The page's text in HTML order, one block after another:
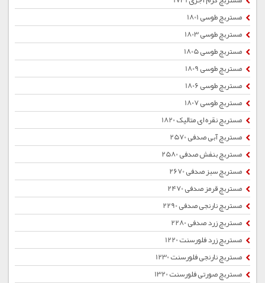
مستربچ طوسی 1801
مستربچ طوسی 1803
مستربچ طوسی 1805
مستربچ طوسی 1809
مستربچ طوسی 1806
مستربچ طوسی 1807
مستربچ نقره ای متالیک 1820
مستربچ آبی صدفی 2570
مستربچ بنفش صدفی 2580
مستربچ سبز صدفی 2670
مستربچ قرمز صدفی 2470
مستربچ نارنجی صدفی 2290
مستربچ زرد صدفی 2280
مستربچ زرد فلورسنت 1220
مستربچ نارنجی فلورسنت 1230
مستربچ صورتی فلورسنت 1320